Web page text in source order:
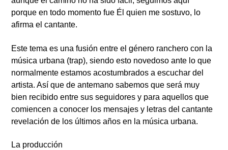
porque en todo momento fue Él quien me sostuvo, lo
afirma el cantante.
Este tema es una fusión entre el género ranchero con la
música urbana (trap), siendo esto novedoso ante lo que
normalmente estamos acostumbrados a escuchar del
artista. Así que de antemano sabemos que será muy
bien recibido entre sus seguidores y para aquellos que
comiencen a conocer los mensajes y letras del cantante
revelación de los últimos años en la música urbana.
La producción